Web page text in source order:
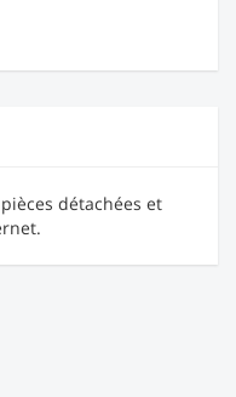
détachées et